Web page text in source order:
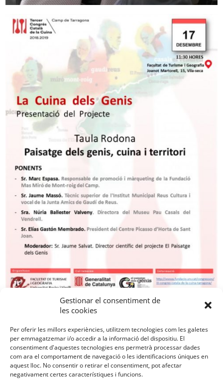
Gestionar el consentiment de
les cookies
Per oferir les millors experiències, utilitzem tecnologies com les galetes
per emmagatzemar i/o accedir a la informació del dispositiu. El
consentiment d'aquestes tecnologies ens permetrà processar dades
com ara el comportament de navegació o les identificacions úniques en
aquest lloc. No consentir o retirar el consentiment, pot afectar
negativament certes característiques i funcions.
Contactar
Política de privadesa
Avís Legal
Política de galetes
Crèdits